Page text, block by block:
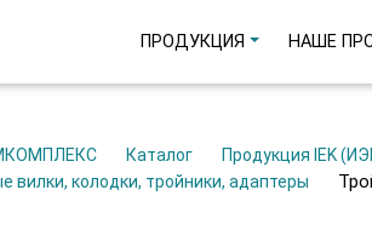
ПРОДУКЦИЯ НАШЕ
Каталог Продукция IEK
вилки, колодки, тройники, адаптеры